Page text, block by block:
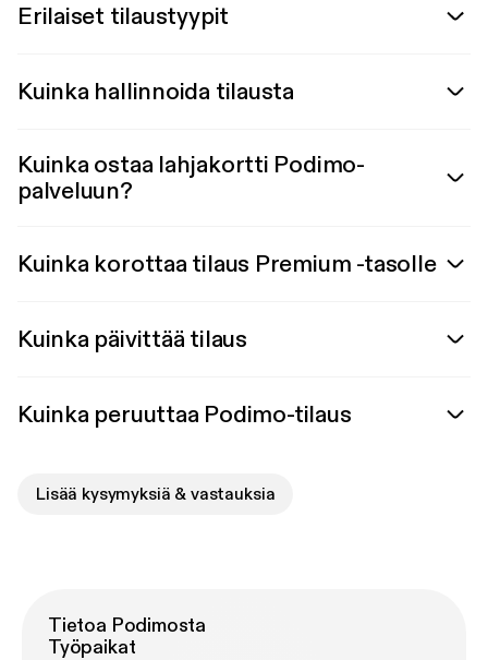
Erilaiset tilaustyypit
Kuinka hallinnoida tilausta
Kuinka ostaa lahjakortti Podimo-
palveluun?
Kuinka korottaa tilaus Premium -tasolle
Kuinka päivittää tilaus
Kuinka peruuttaa Podimo-tilaus
Lisää kysymyksiä & vastauksia
Tietoa Podimosta
Työpaikat